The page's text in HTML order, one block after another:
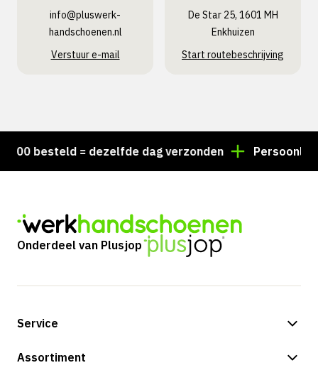
info@pluswerk­
handschoenen.nl
Verstuur e-mail
De Star 25, 1601 MH
Enkhuizen
Start routebeschrijving
besteld = dezelfde dag verzonden Persoonlijk
Onderdeel van Plusjop
Service
Betalingsmogelijkheden
Assortiment